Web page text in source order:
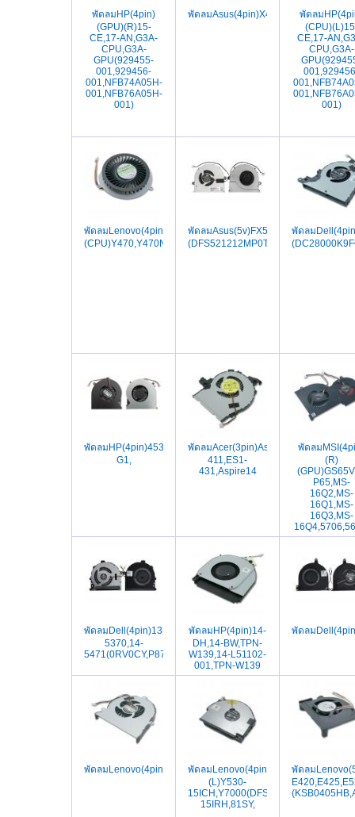
พัดลมHP(4pin)
(GPU)(R)15-
CE,17-AN,G3A-
CPU,G3A-
GPU(929455-
001,929456-
001,NFB74A05H-
001,NFB76A05H-
001)
พัดลม
พัดลม
CE,17-
CPU,G3A-
001)
พัดลมLenovo(4pin)
(CPU)Y470,Y470N,Y470P,Y471A
พัดลม
พัดลม
พัดลมHP(4pin)4535S,4530S,4730S,6475B,645-
G1,
พัดลมAcer(3pin)AspireES1-
411,ES1-
431,Aspire14
พัดลม
(R)
P65,MS-
16Q2,MS-
16Q1,MS-
16Q3,MS-
พัดลมDell(4pin)13-
5370,14-
5471(0RV0CY,P87G001)
พัดลมHP(4pin)14-
DH,14-BW,TPN-
W139,14-L51102-
001,TPN-W139
พัดลม
พัดลมLenovo(4pin)IdeapadY560A,Y560P,Y560
พัดลมLenovo(4pin)
(L)Y530-
15IRH,81SY,
พัดลม